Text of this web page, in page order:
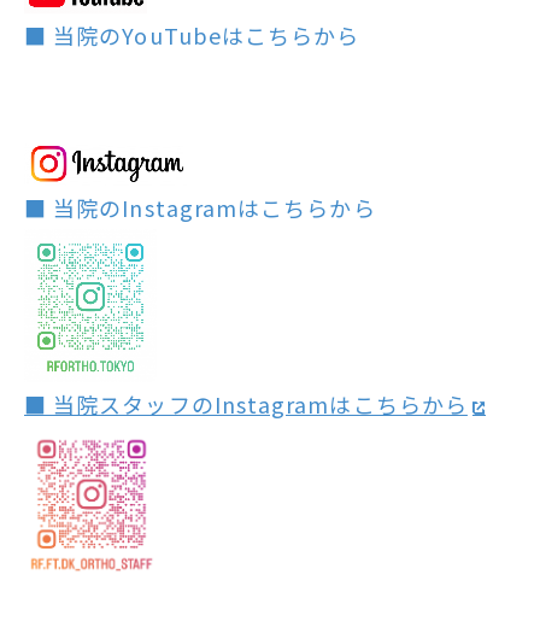
■ 当院のYouTubeはこちらから
■ 当院のInstagramはこちらから
■ 当院スタッフのInstagramはこちらから